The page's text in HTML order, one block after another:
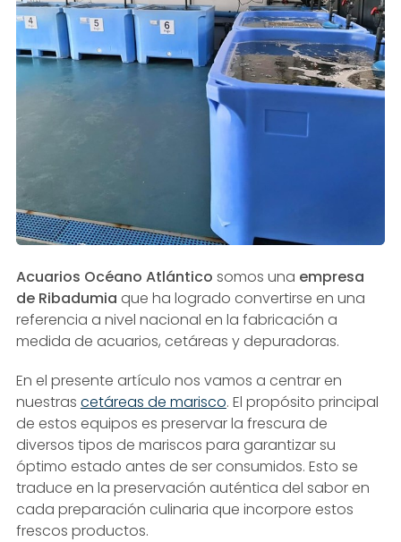
Acuarios Océano Atlántico somos una empresa
de Ribadumia que ha logrado convertirse en una
referencia a nivel nacional en la fabricación a
medida de acuarios, cetáreas y depuradoras.
En el presente artículo nos vamos a centrar en
nuestras cetáreas de marisco. El propósito principal
de estos equipos es preservar la frescura de
diversos tipos de mariscos para garantizar su
óptimo estado antes de ser consumidos. Esto se
traduce en la preservación auténtica del sabor en
cada preparación culinaria que incorpore estos
frescos productos.